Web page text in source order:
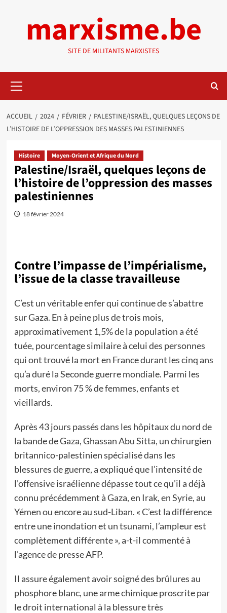
marxisme.be
SITE DE MILITANTS MARXISTES
principal
ACCUEIL 2024 FÉVRIER
PALESTINE/ISRAËL, QUELQUES LEÇONS DE
L’HISTOIRE DE L’OPPRESSION DES MASSES PALESTINIENNES
Histoire Moyen-Orient et Afrique du Nord
Palestine/Israël, quelques leçons de
l’histoire de l’oppression des masses
palestiniennes
18 février 2024
Contre l’impasse de l’impérialisme,
l’issue de la classe travailleuse
C’est un véritable enfer qui continue de s’abattre
sur Gaza. En à peine plus de trois mois,
approximativement 1,5% de la population a été
tuée, pourcentage similaire à celui des personnes
qui ont trouvé la mort en France durant les cinq ans
qu’a duré la Seconde guerre mondiale. Parmi les
morts, environ 75 % de femmes, enfants et
vieillards.
Après 43 jours passés dans les hôpitaux du nord de
la bande de Gaza, Ghassan Abu Sitta, un chirurgien
britannico-palestinien spécialisé dans les
blessures de guerre, a expliqué que l’intensité de
l’offensive israélienne dépasse tout ce qu’il a déjà
connu précédemment à Gaza, en Irak, en Syrie, au
Yémen ou encore au sud-Liban. « C’est la différence
entre une inondation et un tsunami, l’ampleur est
complètement différente », a-t-il commenté à
l’agence de presse AFP.
Il assure également avoir soigné des brûlures au
phosphore blanc, une arme chimique proscrite par
le droit international à la blessure très